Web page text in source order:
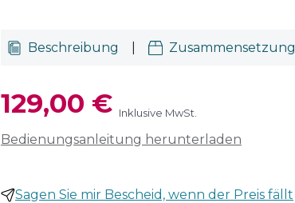
Beschreibung Zusammensetzung
129,00 € Inklusive MwSt.
Bedienungsanleitung herunterladen
Sagen Sie mir Bescheid, wenn der Preis fällt